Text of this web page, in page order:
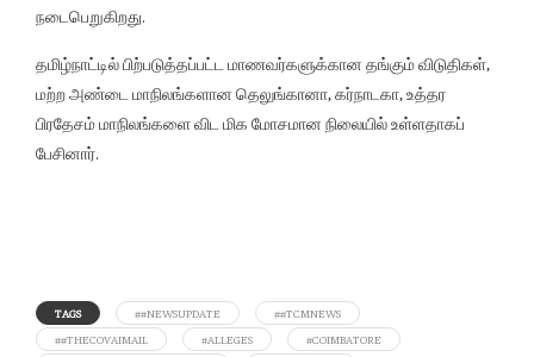
நடைபெறுகிறது.
தமிழ்நாட்டில் பிற்படுத்தப்பட்ட மாணவர்களுக்கான தங்கும் விடுதிகள்,
மற்ற அண்டை மாநிலங்களான தெலுங்கானா, கர்நாடகா, உத்தர
பிரதேசம் மாநிலங்களை விட மிக மோசமான நிலையில் உள்ளதாகப்
பேசினார்.
TAGS ##NEWSUPDATE
##TCMNEWS
##THECOVAIMAIL
#ALLEGES
#COIMBATORE